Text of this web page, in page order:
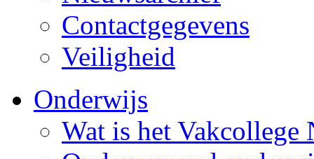
Contactgegevens
Veiligheid
Onderwijs
Wat is het Vakcollege